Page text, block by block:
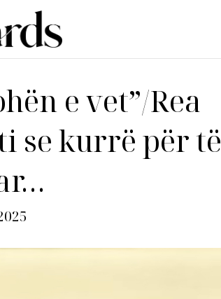
e vet”/Rea
se kurrë për të